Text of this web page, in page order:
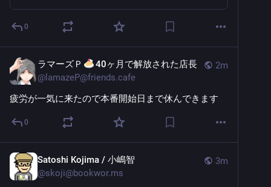
0
2m
ラマーズＰ
40ヶ月で解放された店長
@ lamazeP@friends.cafe
疲労が一気に来たので本番開始日まで休んできます
0
3m
Satoshi Kojima / 小嶋智
@skoji@bookwor.ms